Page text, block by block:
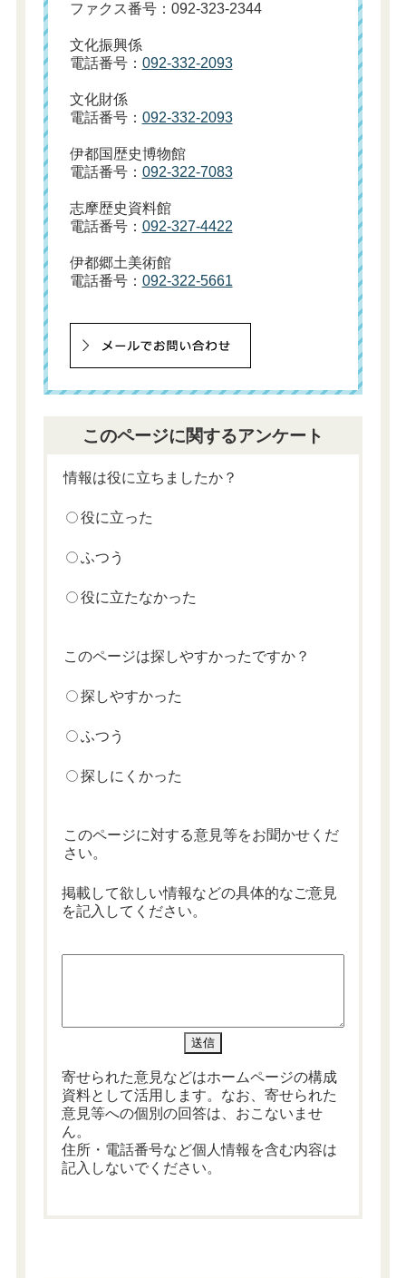
ファクス番号：092-323-2344
文化振興係
電話番号： 092-332-2093
文化財係
電話番号： 092-332-2093
伊都国歴史博物館
電話番号： 092-322-7083
志摩歴史資料館
電話番号： 092-327-4422
伊都郷土美術館
電話番号： 092-322-5661
このページに関するアンケート
情報は役に立ちましたか？
役に立った
ふつう
役に立たなかった
このページは探しやすかったですか？
探しやすかった
ふつう
探しにくかった
このページに対する意見等をお聞かせくだ
さい。
掲載して欲しい情報などの具体的なご意見
を記入してください。
寄せられた意見などはホームページの構成
資料として活用します。なお、寄せられた
意見等への個別の回答は、おこないませ
ん。
住所・電話番号など個人情報を含む内容は
記入しないでください。